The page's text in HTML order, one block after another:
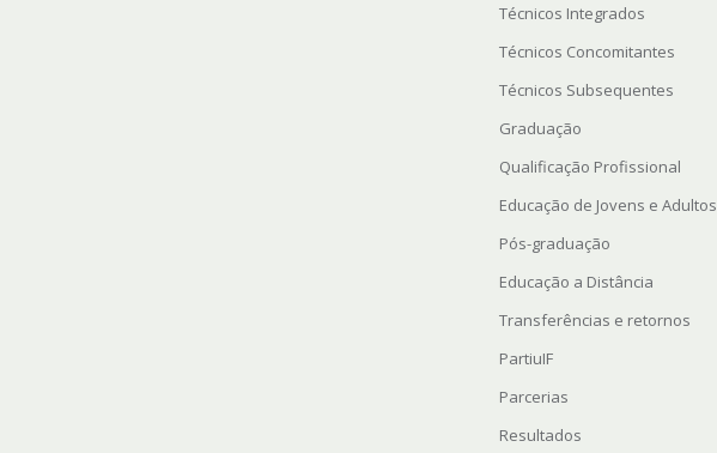
Técnicos Integrados
Técnicos Concomitantes
Técnicos Subsequentes
Graduação
Qualificação Profissional
Educação de Jovens e Adultos
Pós-graduação
Educação a Distância
Transferências e retornos
PartiuIF
Parcerias
Resultados